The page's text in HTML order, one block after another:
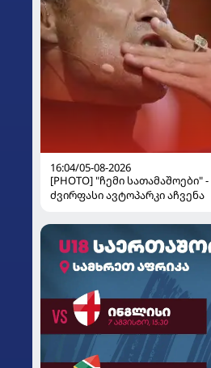
16:04/05-08-2026
[PHOTO] "ჩემი
ძვირფასი ავტოპარკი აჩვენა